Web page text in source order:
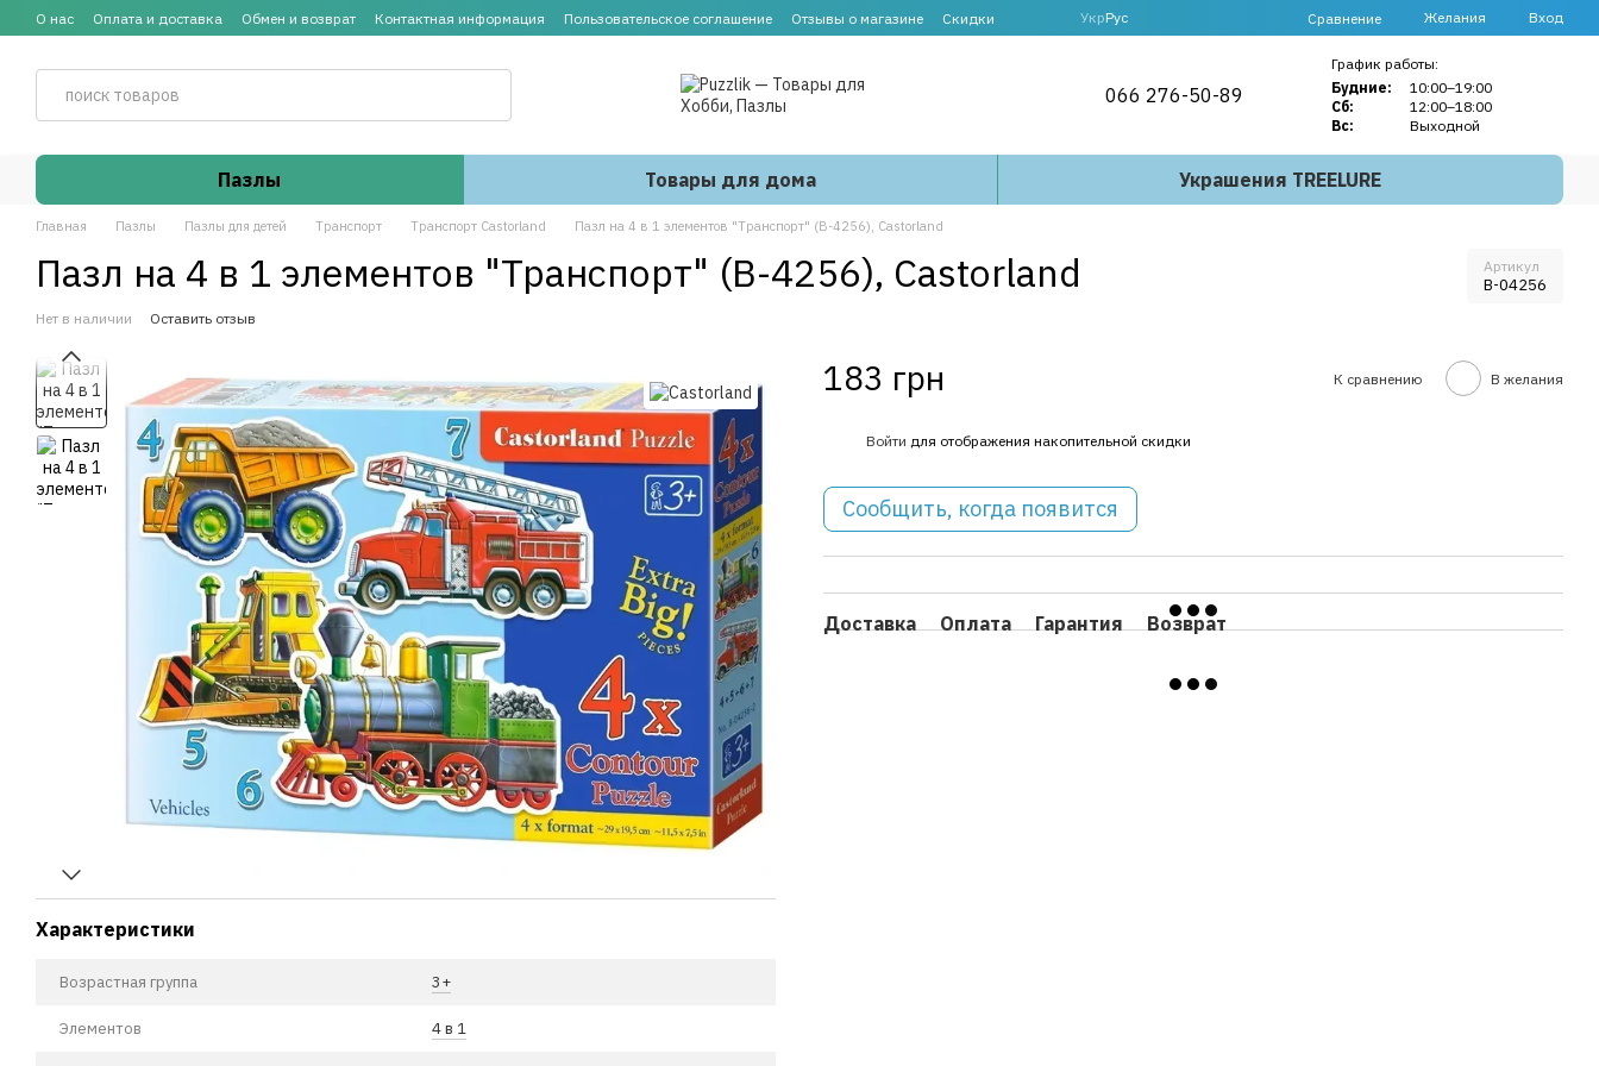
Перейти к основному контенту
О нас Оплата и доставка Обмен и возврат Контактная информация Пользовательское соглашение Отзывы о магазине Скидки УкрРус Сравнение Желания Вход
066 276-50-89
График работы:
Будние:
10:00–19:00
Сб:
12:00–18:00
Вс:
Выходной
Пазлы Товары для дома Украшения TREELURE
Главная Пазлы Пазлы для детей Транспорт Транспорт Castorland Пазл на 4 в 1 элементов "Транспорт" (B-4256), Castorland
Пазл на 4 в 1 элементов "Транспорт" (B-4256), Castorland Артикул
B-04256
Нет в наличии Оставить отзыв
Характеристики
Возрастная группа 3+
Элементов 4 в 1
183 грн К сравнению В желания
Войти для отображения накопительной скидки
Сообщить, когда появится
Доставка Оплата Гарантия Возврат